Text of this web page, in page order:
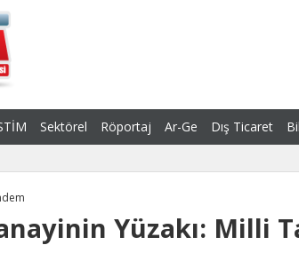
Sektörel Röportaj Ar-Ge Dış Ticaret
Yüzakı: Milli